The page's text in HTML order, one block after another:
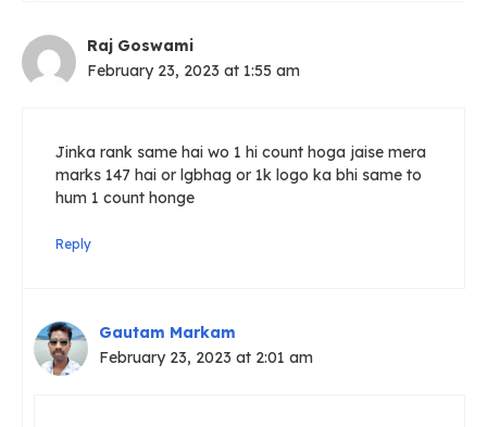
Raj Goswami
February 23, 2023 at 1:55 am
Jinka rank same hai wo 1 hi count hoga jaise mera
marks 147 hai or lgbhag or 1k logo ka bhi same to
hum 1 count honge
Reply
Gautam Markam
February 23, 2023 at 2:01 am